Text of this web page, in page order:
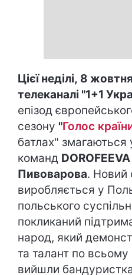
Цієї неділі, 8
телеканалі "1+1
епізод
сезону "Голос
батлах" змагаються
команд DOROFEEVA
Пивоварова. Новий
виробляється у
польського
покликаний
народ, який
та талант по всьому
вийшли бандуристка